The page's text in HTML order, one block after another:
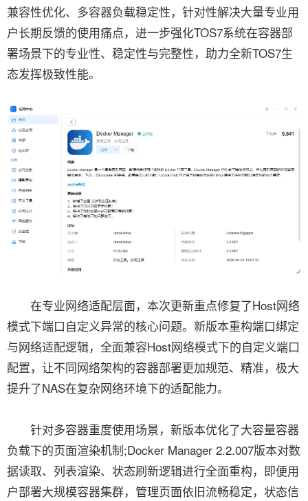
兼容性优化、多容器负载稳定性，针对性解决大量专业用
户长期反馈的使用痛点，进一步强化TOS7系统在容器部
署场景下的专业性、稳定性与完整性，助力全新TOS7生
态发挥极致性能。
在专业网络适配层面，本次更新重点修复了Host网络
模式下端口自定义异常的核心问题。新版本重构端口绑定
与网络适配逻辑，全面兼容Host网络模式下的自定义端口
配置，让不同网络架构的容器部署更加规范、精准，极大
提升了NAS在复杂网络环境下的适配能力。
针对多容器重度使用场景，新版本优化了大容量容器
负载下的页面渲染机制;Docker Manager 2.2.007版本对数
据读取、列表渲染、状态刷新逻辑进行全面重构，即便用
户部署大规模容器集群，管理页面依旧流畅稳定，状态信